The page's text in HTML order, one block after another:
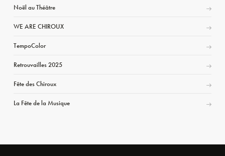
Noël au Théâtre
WE ARE CHIROUX
TempoColor
Retrouvailles 2025
Fête des Chiroux
La Fête de la Musique